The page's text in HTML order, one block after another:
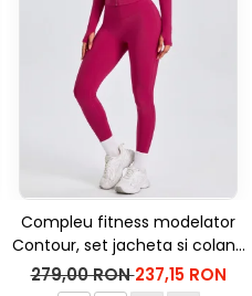
Compleu fitness modelator
Contour, set jacheta si colanti
cu talie inalta, Rosu Aprins
279,00 RON237,15 RON